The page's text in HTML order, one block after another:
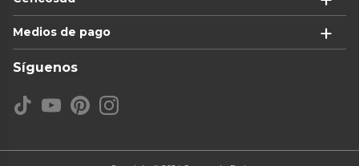
Medios de pago
Síguenos